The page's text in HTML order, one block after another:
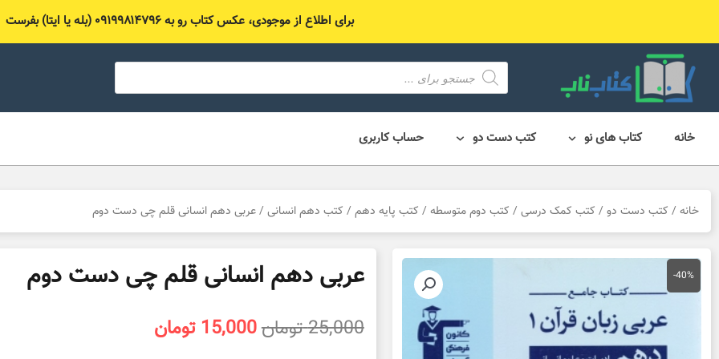
محتوا
برای اطلاع از موجودی، عکس کتاب رو به ۰۹۱۹۹۸۱۴۷۹۶ (بله یا ایتا) بفرست
محصول
search
خانه کتاب های نو کتب دست دو حساب کاربری
خانه / کتب دست دو / کتب کمک درسی / کتب دوم متوسطه / کتب پایه دهم / کتب دهم انسانی / عربی دهم انسانی قلم چی دست دوم
-40% عربی دهم انسانی قلم چی دست دوم
25,000تومانقیمت
15,000 تومان